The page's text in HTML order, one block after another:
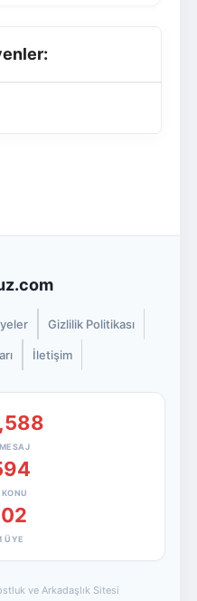
Gizlilik Politikası
İletişim
ÜYE
ve Arkadaşlık Sitesi